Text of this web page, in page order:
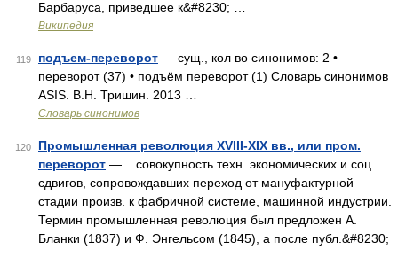
Барбаруса, приведшее к&#8230; …
Википедия
119 подъем-переворот — сущ., кол во синонимов: 2 •
переворот (37) • подъём переворот (1) Словарь синонимов
ASIS. В.Н. Тришин. 2013 …
Словарь синонимов
120
Промышленная революция ХVIII-XIX вв., или пром.
переворот — совокупность техн. экономических и соц.
сдвигов, сопровождавших переход от мануфактурной
стадии произв. к фабричной системе, машинной индустрии.
Термин промышленная революция был предложен А.
Бланки (1837) и Ф. Энгельсом (1845), а после публ.&#8230;